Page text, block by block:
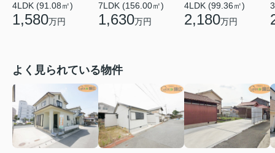
4LDK (91.08㎡)
1,580万円
7LDK (156.00㎡)
1,630万円
4LDK (99.36㎡)
2,180万円
よく見られている物件